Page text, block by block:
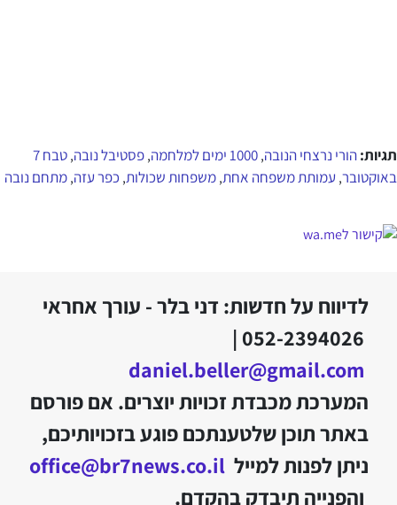
תגיות:הורי נרצחי הנובה,1000 ימים למלחמה ,פסטיבל נובה,
טבח 7
באוקטובר, עמותת משפחה אחת,משפחות שכולות, כפר עזה,מתחם נובה
לדיווח על חדשות: דני בלר - עורך אחראי
052-2394026 |
daniel.beller@gmail.com
המערכת מכבדת זכויות יוצרים. אם פורסם
באתר תוכן שלטענתכם פוגע בזכויותיכם,
ניתן לפנות למייל office@br7news.co.il
והפנייה תיבדק בהקדם.